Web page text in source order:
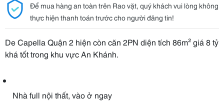
Để mua hàng an toàn trên Rao vặt, quý khách vui lòng không
thực hiện thanh toán trước cho người đăng tin!
De Capella Quận 2 hiện còn căn 2PN diện tích 86m² giá 8 tỷ
khá tốt trong khu vực An Khánh.
Nhà full nội thất, vào ở ngay